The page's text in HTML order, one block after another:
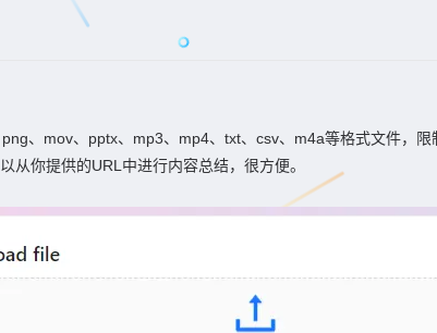
、mov、pptx、mp3、mp4、txt、csv、m4a等格式文件，
从你提供的URL中进行内容总结，很方便。